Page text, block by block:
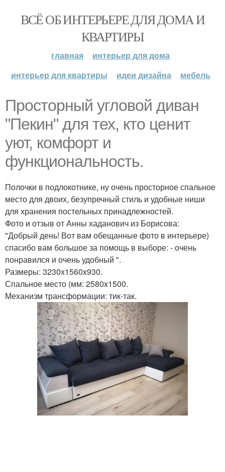
ВСЁ ОБ ИНТЕРЬЕРЕ ДЛЯ ДОМА И
КВАРТИРЫ
главная
интерьер для дома
интерьер для квартиры
идеи дизайна мебель
Просторный угловой диван
"Пекин" для тех, кто ценит
уют, комфорт и
функциональность.
Полочки в подлокотнике, ну очень просторное спальное
место для двоих, безупречный стиль и удобные ниши
для хранения постельных принадлежностей.
Фото и отзыв от Анны хаданович из Борисова:
"Добрый день! Вот вам обещанные фото в интерьере)
спасибо вам большое за помощь в выборе: - очень
понравился и очень удобный ".
Размеры: 3230x1560x930.
Спальное место (мм: 2580x1500.
Механизм трансформации: тик-так.